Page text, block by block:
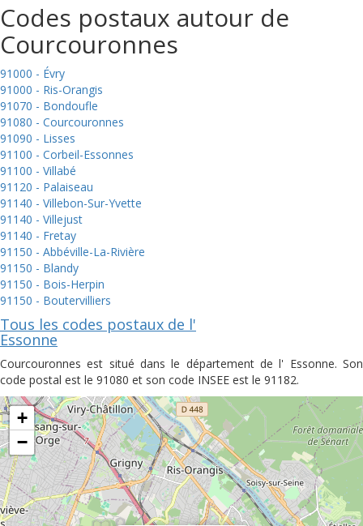
Codes postaux autour de
Courcouronnes
91000 - Évry
91000 - Ris-Orangis
91070 - Bondoufle
91080 - Courcouronnes
91090 - Lisses
91100 - Corbeil-Essonnes
91100 - Villabé
91120 - Palaiseau
91140 - Villebon-Sur-Yvette
91140 - Villejust
91140 - Fretay
91150 - Abbéville-La-Rivière
91150 - Blandy
91150 - Bois-Herpin
91150 - Boutervilliers
Tous les codes postaux de l'
Essonne
Courcouronnes est situé dans le département de l' Essonne. Son
code postal est le 91080 et son code INSEE est le 91182.
+
−